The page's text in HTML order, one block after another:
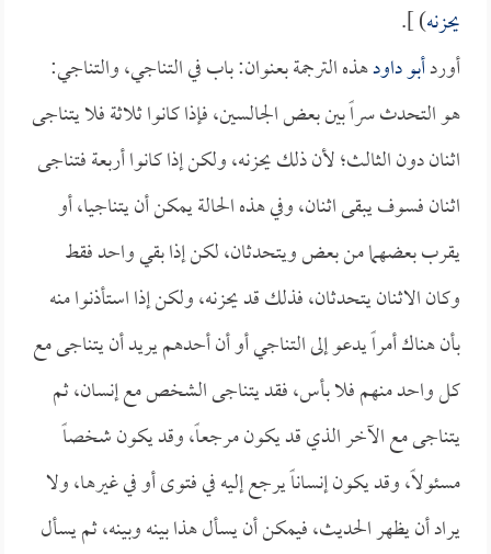
يحزنه) ].
أوردأبو داودهذه الترجمة بعنوان: باب في التناجي، والتناجي:
هو التحدث سراً بين بعض الجالسين، فإذا كانوا ثلاثة فلا يتناجى
اثنان دون الثالث؛ لأن ذلك يحزنه، ولكن إذا كانوا أربعة فتناجى
اثنان فسوف يبقى اثنان، وفي هذه الحالة يمكن أن يتناجيا، أو
يقرب بعضهما من بعض ويتحدثان، لكن إذا بقي واحد فقط
وكان الاثنان يتحدثان، فذلك قد يحزنه، ولكن إذا استأذنوا منه
بأن هناك أمراً يدعو إلى التناجي أو أن أحدهم يريد أن يتناجى مع
كل واحد منهم فلا بأس، فقد يتناجى الشخص مع إنسان، ثم
يتناجى مع الآخر الذي قد يكون مرجعاً، وقد يكون شخصاً
مسئولاً، وقد يكون إنساناً يرجع إليه في فتوى أو في غيرها، ولا
يراد أن يظهر الحديث، فيمكن أن يسأل هذا بينه وبينه، ثم يسأل